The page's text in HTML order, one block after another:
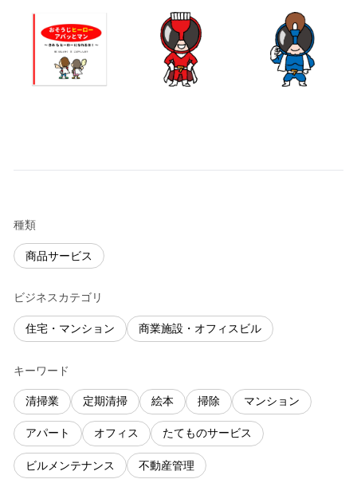
種類
商品サービス
ビジネスカテゴリ
住宅・マンション 商業施設・オフィスビル
キーワード
清掃業 定期清掃 絵本 掃除 マンション
アパート オフィス たてものサービス
ビルメンテナンス 不動産管理